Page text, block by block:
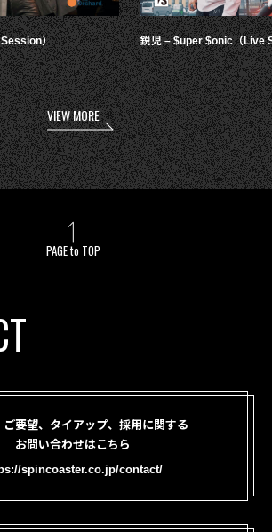
） 鋭児 – $uper $onic（Live
VIEW MORE
PAGE to TOP
ご要望、タイアップ、採用に関する
お問い合わせはこちら
spincoaster.co.jp/contact/